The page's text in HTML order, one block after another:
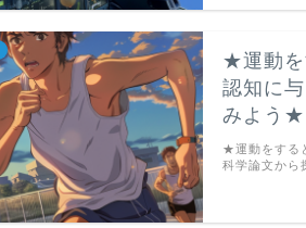
★運動を
認知に
みよう★
★運動をする
科学論文から